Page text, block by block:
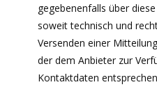
gegebenenfalls über
soweit technisch und
Versenden einer
der dem Anbieter zur
Kontaktdaten